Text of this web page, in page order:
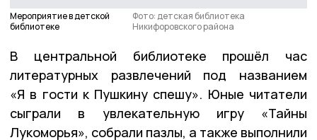
Мероприятие в детской
библиотеке
Фото: детская библиотека
Никифоровского района
В центральной библиотеке прошёл час
литературных развлечений под названием
«Я в гости к Пушкину спешу». Юные читатели
сыграли в увлекательную игру «Тайны
Лукоморья», собрали пазлы, а также выполнили